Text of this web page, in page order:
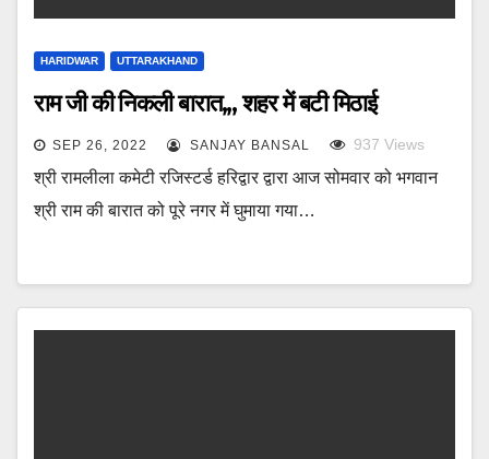
HARIDWAR UTTARAKHAND
राम जी की निकली बारात,,, शहर में बटी मिठाई
SEP 26, 2022 SANJAY BANSAL 937 Views
श्री रामलीला कमेटी रजिस्टर्ड हरिद्वार द्वारा आज सोमवार को भगवान
श्री राम की बारात को पूरे नगर में घुमाया गया…